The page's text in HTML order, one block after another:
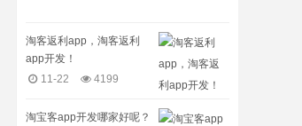
淘客返利app，淘客返利
app开发！
11-22
4199
淘宝客app开发哪家好呢？